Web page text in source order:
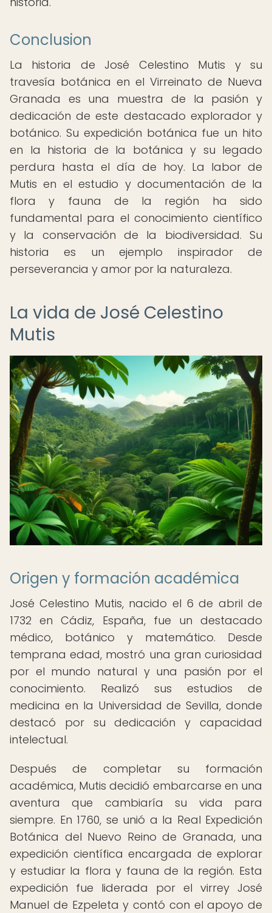
Conclusion
La historia de José Celestino Mutis y su
travesía botánica en el Virreinato de Nueva
Granada es una muestra de la pasión y
dedicación de este destacado explorador y
botánico. Su expedición botánica fue un hito
en la historia de la botánica y su legado
perdura hasta el día de hoy. La labor de
Mutis en el estudio y documentación de la
flora y fauna de la región ha sido
fundamental para el conocimiento científico
y la conservación de la biodiversidad. Su
historia es un ejemplo inspirador de
perseverancia y amor por la naturaleza.
La vida de José Celestino
Mutis
Origen y formación académica
José Celestino Mutis, nacido el 6 de abril de
1732 en Cádiz, España, fue un destacado
médico, botánico y matemático. Desde
temprana edad, mostró una gran curiosidad
por el mundo natural y una pasión por el
conocimiento. Realizó sus estudios de
medicina en la Universidad de Sevilla, donde
destacó por su dedicación y capacidad
intelectual.
Después de completar su formación
académica, Mutis decidió embarcarse en una
aventura que cambiaría su vida para
siempre. En 1760, se unió a la Real Expedición
Botánica del Nuevo Reino de Granada, una
expedición científica encargada de explorar
y estudiar la flora y fauna de la región. Esta
expedición fue liderada por el virrey José
Manuel de Ezpeleta y contó con el apoyo de